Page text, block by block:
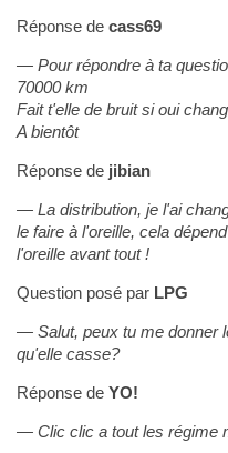
Réponse de cass69
Pour répondre à ta
70000 km
Fait t'elle de bruit si oui
A bientôt
Réponse de jibian
La distribution, je l'ai
le faire à l'oreille, cela
l'oreille avant tout !
Question posé par LPG
Salut, peux tu me donner
qu'elle casse?
Réponse de YO!
Clic clic a tout les régime